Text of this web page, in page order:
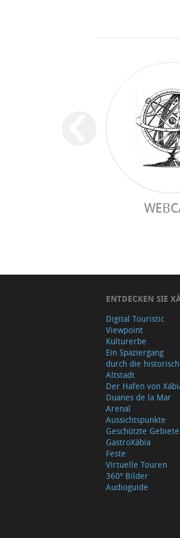
ENTDECKEN SIE
Digital Touristic
Viewpoint
Kulturerbe
Ein Spaziergang
durch die
Altstadt
Der Hafen von
Duanes de la Mar
Arenal
Aussichtspunkte
Geschützte Gebiete
GastroXàbia
Feste
Virtuelle Touren
360º Bilder
Audioguide